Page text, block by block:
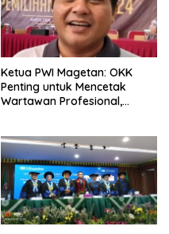
Ketua PWI Magetan: OKK
Penting untuk Mencetak
Wartawan Profesional,